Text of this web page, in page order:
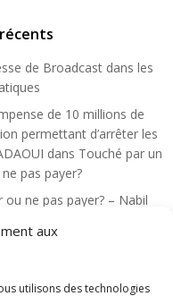
aux
utilisons des technologies
de Broadcast dans les
de 10 millions de
permettant d’arrêter les
dans Touché par un
pas payer?
ne pas payer? – Nabil